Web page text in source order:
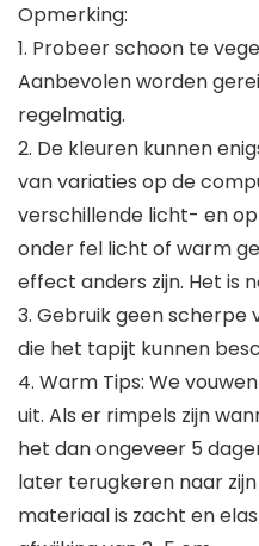
Opmerking:
1. Probeer schoon te
Aanbevolen worden
regelmatig.
2. De kleuren kunnen
van variaties op de
verschillende licht- en
onder fel licht of warm
effect anders zijn. Het is
3. Gebruik geen
die het tapijt kunnen
4. Warm Tips: We
uit. Als er rimpels zijn
het dan ongeveer 5
later terugkeren naar
materiaal is zacht en